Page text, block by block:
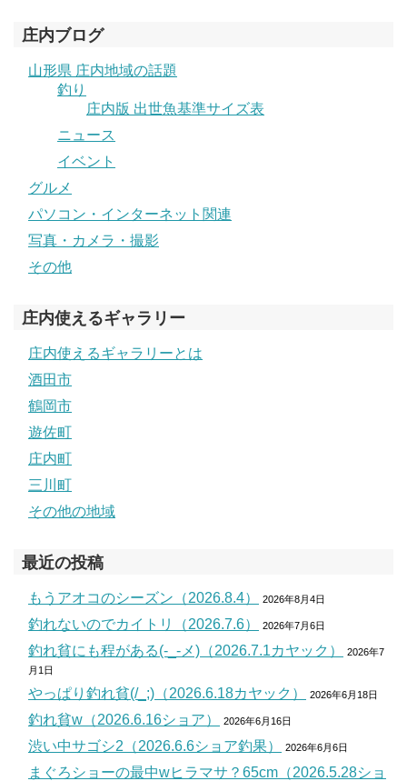
庄内ブログ
山形県 庄内地域の話題
釣り
庄内版 出世魚基準サイズ表
ニュース
イベント
グルメ
パソコン・インターネット関連
写真・カメラ・撮影
その他
庄内使えるギャラリー
庄内使えるギャラリーとは
酒田市
鶴岡市
遊佐町
庄内町
三川町
その他の地域
最近の投稿
もうアオコのシーズン（2026.8.4） 2026年8月4日
釣れないのでカイトリ（2026.7.6） 2026年7月6日
釣れ貧にも程がある(-_-メ)（2026.7.1カヤック）
2026年7
月1日
やっぱり釣れ貧(/_;)（2026.6.18カヤック） 2026年6月18日
釣れ貧w（2026.6.16ショア） 2026年6月16日
渋い中サゴシ2（2026.6.6ショア釣果） 2026年6月6日
まぐろショーの最中wヒラマサ？65cm（2026.5.28ショ